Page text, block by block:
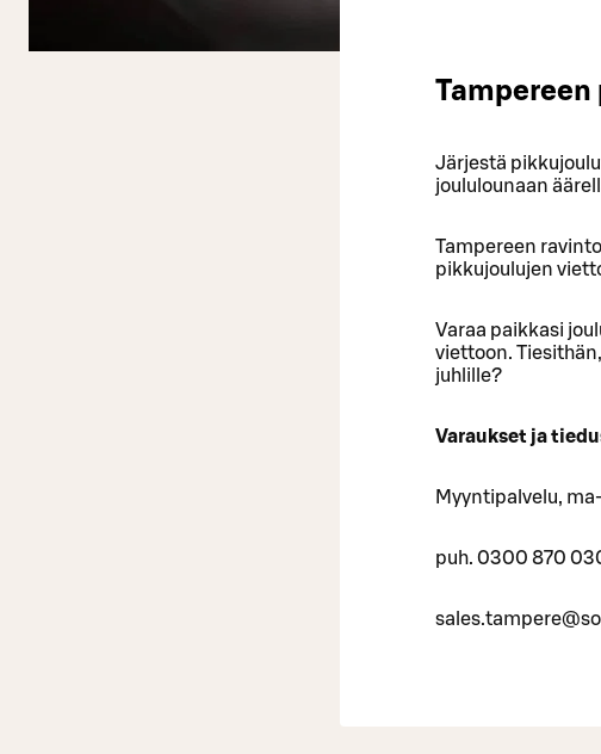
Järjestä
joululounaan
Tampereen
pikkujoulujen
Varaa paikkasi
viettoon.
juhlille?
Varaukset ja
Myyntipalvelu,
puh. 0300 870